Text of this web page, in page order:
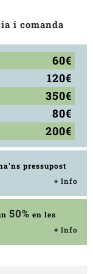
i comanda
60€
120€
350€
80€
200€
pressupost
+ Info
50% en les
+ Info